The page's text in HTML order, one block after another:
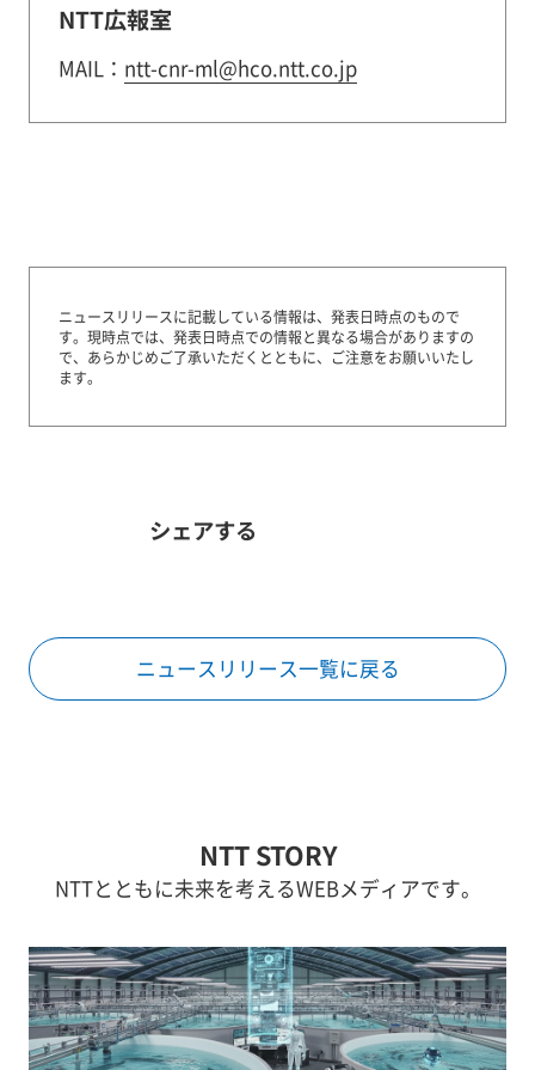
NTT広報室
MAIL： ntt-cnr-ml@hco.ntt.co.jp
ニュースリリースに記載している情報は、発表日時点のもので
す。 現時点では、発表日時点での情報と異なる場合がありますの
で、あらかじめご了承いただくとともに、ご注意をお願いいたし
ます。
シェアする
ニュースリリース一覧に戻る
NTT STORY
NTTとともに未来を考えるWEBメディアです。